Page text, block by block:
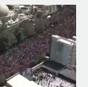
مشغل
الفيديو